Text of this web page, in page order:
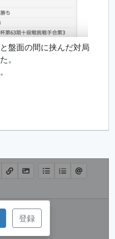
盤面の間に挟んだ対局
。
登録